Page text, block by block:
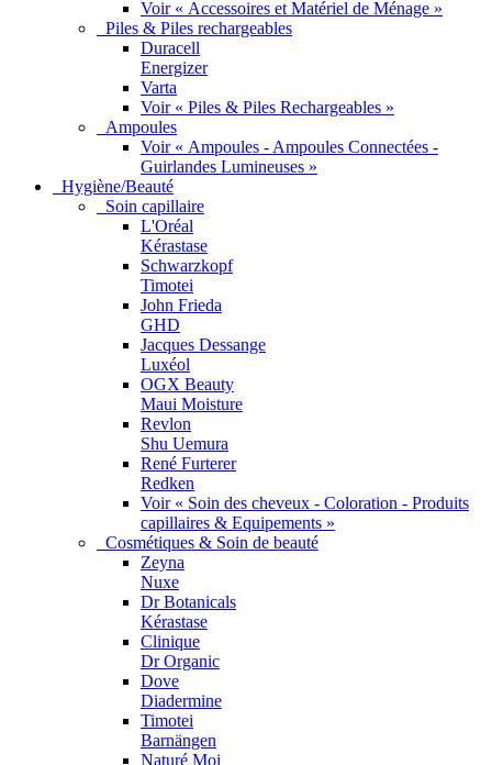
Voir « Accessoires et Matériel de Ménage »
Piles & Piles rechargeables
Duracell
Energizer
Varta
Voir « Piles & Piles Rechargeables »
Ampoules
Voir « Ampoules - Ampoules Connectées -
Guirlandes Lumineuses »
Hygiène/Beauté
Soin capillaire
L'Oréal
Kérastase
Schwarzkopf
Timotei
John Frieda
GHD
Jacques Dessange
Luxéol
OGX Beauty
Maui Moisture
Revlon
Shu Uemura
René Furterer
Redken
Voir « Soin des cheveux - Coloration - Produits
capillaires & Equipements »
Cosmétiques & Soin de beauté
Zeyna
Nuxe
Dr Botanicals
Kérastase
Clinique
Dr Organic
Dove
Diadermine
Timotei
Barnängen
Naturé Moi